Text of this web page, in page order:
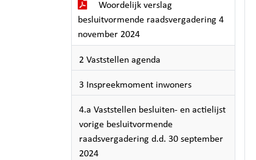
Woordelijk verslag
besluitvormende raadsvergadering 4
november 2024
2 Vaststellen agenda
3 Inspreekmoment inwoners
4.a Vaststellen besluiten- en actielijst
vorige besluitvormende
raadsvergadering d.d. 30 september
2024